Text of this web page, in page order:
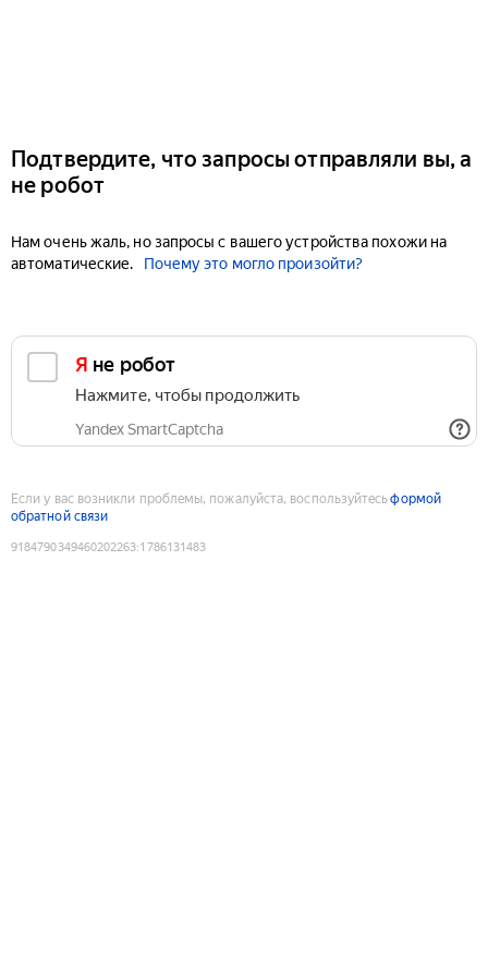
Подтвердите, что запросы отправляли вы, а
не робот
Нам очень жаль, но запросы с вашего устройства похожи на
автоматические.
Почему это могло произойти?
Я не робот
Нажмите, чтобы продолжить
Yandex SmartCaptcha
Если у вас возникли проблемы, пожалуйста, воспользуйтесьформой
обратной связи
9184790349460202263:1786131483